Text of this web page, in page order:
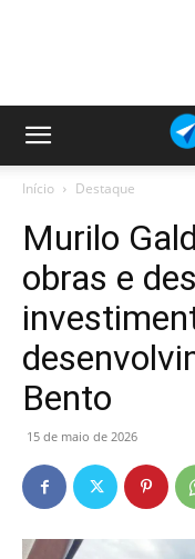
Início Destaque
Murilo
obras e
Bento
15 de maio de 2026